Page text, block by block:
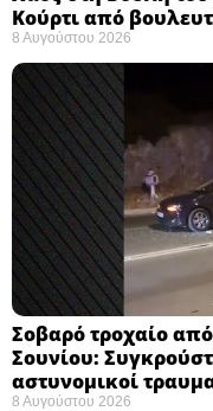
Κούρτι από
8 Αυγούστου 2026
Σοβαρό τροχαίο
Σουνίου:
αστυνομικοί
8 Αυγούστου 2026